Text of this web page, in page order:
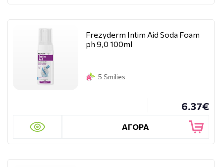
Frezyderm Intim Aid Soda Foam
ph 9,0 100ml
5 Smilies
6.37€
ΑΓΟΡΑ